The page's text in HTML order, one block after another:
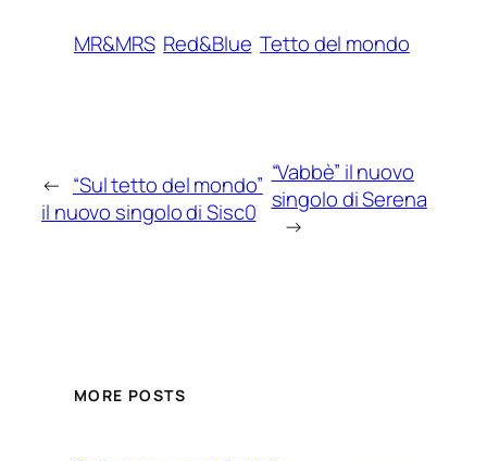
MR&MRS Red&Blue Tetto del mondo
← “Sul tetto del mondo”
il nuovo singolo di Sisc0
“Vabbè” il nuovo
singolo di Serena
→
MORE POSTS